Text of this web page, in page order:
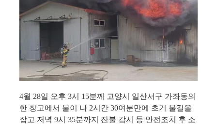
4월 28일 오후 3시 15분께 고양시 일산서구 가좌동의
한 창고에서 불이 나 2시간 30여분만에 초기 불길을
잡고 저녁 9시 35분까지 잔불 감시 등 안전조치 후 소